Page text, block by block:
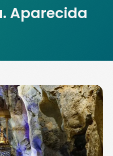
Aparecida